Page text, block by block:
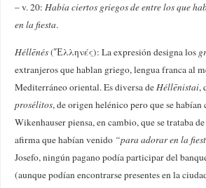
– v. 20:Había ciertos griegos de entre los que
en la fiesta.
Héllēnés(Ἕλληνές): La expresión designa los
extranjeros que hablan griego, lengua franca al
Mediterráneo oriental. Es diversa de Héllēnistai,
prosélitos, de origen helénico pero que se
Wikenhauser piensa, en cambio, que se trataba
afirma que habían venido “para adorar en la
Josefo, ningún pagano podía participar del
(aunque podían encontrarse presentes en la